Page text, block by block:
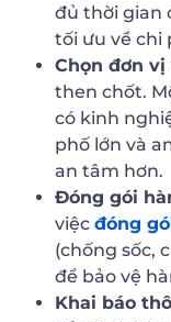
đủ thời gian
tối ưu về chi
Chọn đơn
then chốt.
có kinh
phố lớn và
an tâm hơn.
Đóng gói
việc đóng
(chống sốc,
để bảo vệ
Khai báo